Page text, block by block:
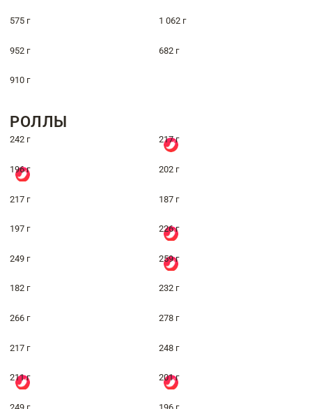
575 г 1 062 г
952 г 682 г
910 г
РОЛЛЫ
242 г 217 г
196 г 202 г
217 г 187 г
197 г 226 г
249 г 259 г
182 г 232 г
266 г 278 г
217 г 248 г
211 г 201 г